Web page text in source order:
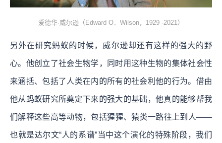
爱德华·威尔逊（Edward O．Wilson，1929 -2021）
另外在研究蚂蚁的时候，威尔逊却还有这样的强大的野
心。他创立了社会生物学，同时用这种生物的集体社会性
来涵括、包括了人类在内的所有的社会利他的行为。借由
他从蚂蚁研究所奠定下来的强大的基础，他真的能够帮我
们解释这些高等动物，包括猩猩、猿类一路往上到人——
也就是达尔文“人的系谱”当中这个演化的特殊阶段，我们